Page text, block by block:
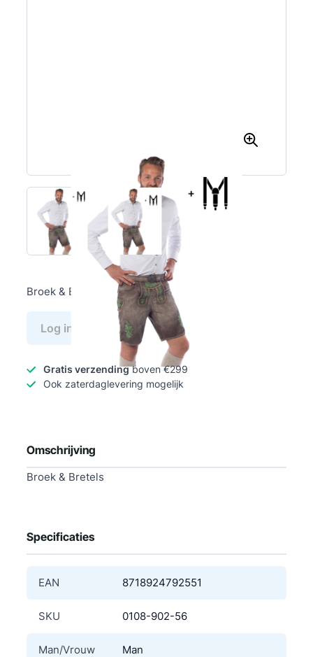
Broek & Bretels
Log in voor prijs
Gratis verzendingboven €299
Ook zaterdaglevering mogelijk
Omschrijving
Broek & Bretels
Specificaties
EAN 8718924792551
SKU 0108-902-56
Man/Vrouw Man